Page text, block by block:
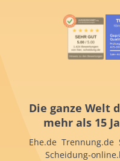
Die ganze Welt
mehr als 15
Ehe.de Trennung.de
Scheidung-